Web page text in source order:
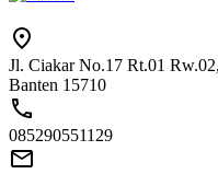
Jl. Ciakar No.17 Rt.01
Banten 15710
085290551129